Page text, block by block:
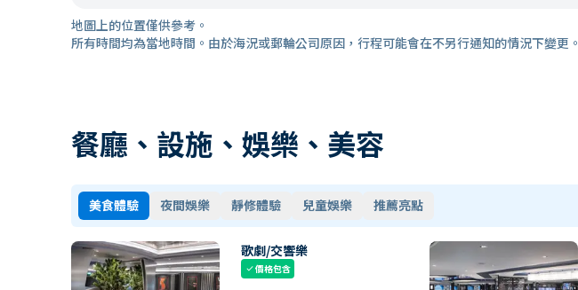
地圖上的位置僅供參考。
所有時間均為當地時間。由於海況或郵輪公司原因，行程可能會在不另行通知的情況下變更。
餐廳、設施、娛樂、美容
美食體驗 夜間娛樂 靜修體驗 兒童娛樂 推薦亮點
歌劇/交響樂
check價格包含